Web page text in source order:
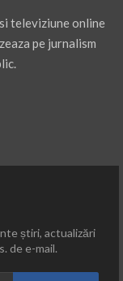
televiziune online
pe jurnalism
știri, actualizări
de e-mail.